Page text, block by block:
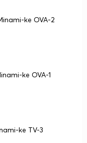
ke OVA-2
ke OVA-1
ke TV-3